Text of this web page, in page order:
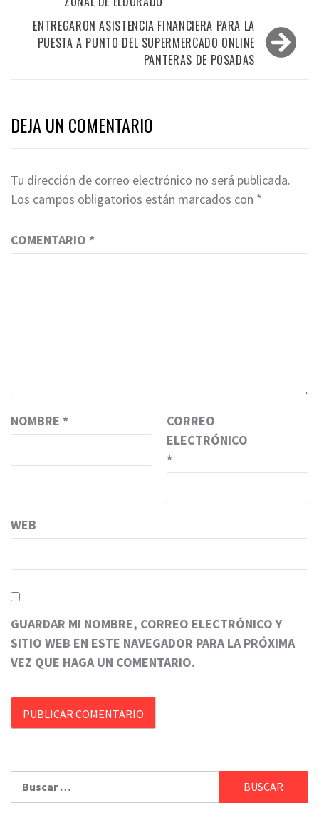
entradas
ENTREGARON ASISTENCIA FINANCIERA PARA LA
PUESTA A PUNTO DEL SUPERMERCADO ONLINE
PANTERAS DE POSADAS
DEJA UN COMENTARIO
Tu dirección de correo electrónico no será publicada.
Los campos obligatorios están marcados con *
COMENTARIO *
NOMBRE *
CORREO
ELECTRÓNICO
*
WEB
GUARDAR MI NOMBRE, CORREO ELECTRÓNICO Y
SITIO WEB EN ESTE NAVEGADOR PARA LA PRÓXIMA
VEZ QUE HAGA UN COMENTARIO.